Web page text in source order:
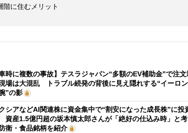
に住むメリット
車時に複数の事故】テスラジャパン“多額のEV補助金”で注文
場は大混乱 トラブル続発の背後に見え隠れする“イーロン
”の影
シアなどAI関連株に資金集中で“割安になった成長株”に投
産1.5億円超の坂本慎太郎さんが「絶好の仕込み時」と考
衛・食品銘柄を紹介